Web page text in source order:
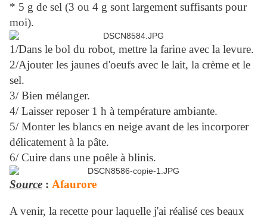
* 5 g de sel (3 ou 4 g sont largement suffisants pour
moi).
1/Dans le bol du robot, mettre la farine avec la levure.
2/Ajouter les jaunes d'oeufs avec le lait, la crème et le
sel.
3/ Bien mélanger.
4/ Laisser reposer 1 h à température ambiante.
5/ Monter les blancs en neige avant de les incorporer
délicatement à la pâte.
6/ Cuire dans une poêle à blinis.
Source : Afaurore
A venir, la recette pour laquelle j'ai réalisé ces beaux